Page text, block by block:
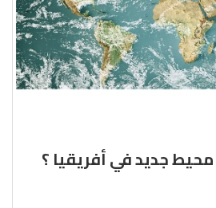
جديد في أفريقيا ؟